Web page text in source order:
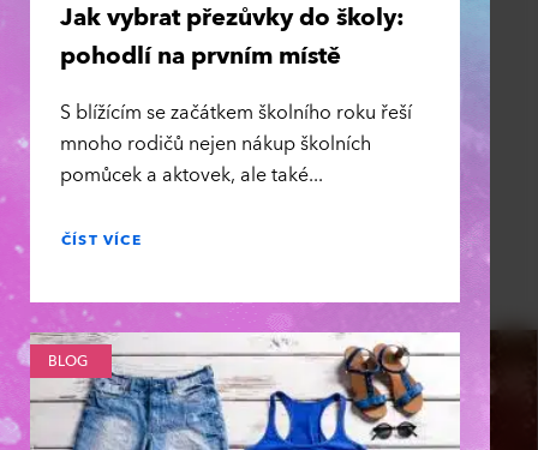
Jak vybrat přezůvky do školy:
pohodlí na prvním místě
S blížícím se začátkem školního roku řeší
mnoho rodičů nejen nákup školních
pomůcek a aktovek, ale také
ČÍST VÍCE
BLOG